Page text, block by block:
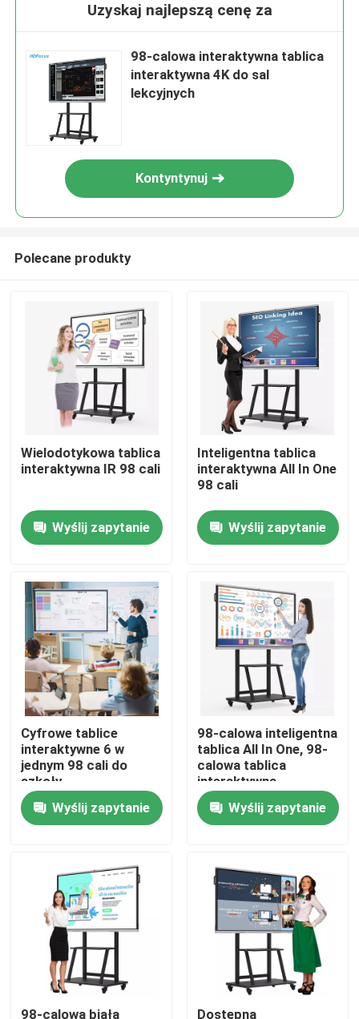
Produkty
O nas
Wycieczka po fabryce
Kontrola jakości
Skontaktuj się z nami
Interaktywne tablice inteligentne
55-calowa inteligentna tablica
65-calowa inteligentna tablica
Uzyskaj najlepszą cenę za
98-calowa interaktywna tablica
interaktywna 4K do sal
lekcyjnych
Kontyntynuj
Polecane produkty
Wielodotykowa tablica
interaktywna IR 98 cali
Wyślij zapytanie
Inteligentna tablica
interaktywna All In One
98 cali
Wyślij zapytanie
Cyfrowe tablice
interaktywne 6 w
jednym 98 cali do
szkoły
Wyślij zapytanie
98-calowa inteligentna
tablica All In One, 98-
calowa tablica
interaktywna
Wyślij zapytanie
98-calowa biała Dostępna